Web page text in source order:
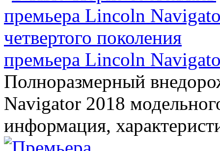
премьера Lincoln
Полноразмерный
Navigator 2018
информация,